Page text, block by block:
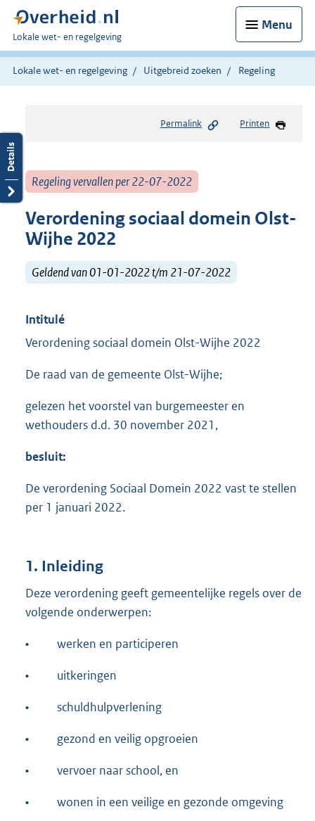
Menu
U
bent
hier:
Lokale wet- en regelgeving
Lokale wet- en regelgeving Uitgebreid zoeken Regeling
Permalink Printen
Regeling vervallen per 22-07-2022
Verordening sociaal domein Olst-
Wijhe 2022
Geldend van 01-01-2022 t/m 21-07-2022
Intitulé
Verordening sociaal domein Olst-Wijhe 2022
De raad van de gemeente Olst-Wijhe;
gelezen het voorstel van burgemeester en
wethouders d.d. 30 november 2021,
besluit:
De verordening Sociaal Domein 2022 vast te stellen
per 1 januari 2022.
1. Inleiding
Deze verordening geeft gemeentelijke regels over de
volgende onderwerpen:
• werken en participeren
• uitkeringen
• schuldhulpverlening
• gezond en veilig opgroeien
• vervoer naar school, en
• wonen in een veilige en gezonde omgeving